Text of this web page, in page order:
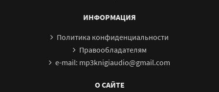
ИНФОРМАЦИЯ
Политика конфиденциальности
Правообладателям
e-mail: mp3knigiaudio@gmail.com
О САЙТЕ